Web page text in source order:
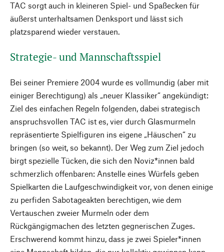
TAC sorgt auch in kleineren Spiel- und Spaßecken für
äußerst unterhaltsamen Denksport und lässt sich
platzsparend wieder verstauen.
Strategie- und Mannschaftsspiel
Bei seiner Premiere 2004 wurde es vollmundig (aber mit
einiger Berechtigung) als „neuer Klassiker“ angekündigt:
Ziel des einfachen Regeln folgenden, dabei strategisch
anspruchsvollen TAC ist es, vier durch Glasmurmeln
repräsentierte Spielfiguren ins eigene „Häuschen“ zu
bringen (so weit, so bekannt). Der Weg zum Ziel jedoch
birgt spezielle Tücken, die sich den Noviz*innen bald
schmerzlich offenbaren: Anstelle eines Würfels geben
Spielkarten die Laufgeschwindigkeit vor, von denen einige
zu perfiden Sabotageakten berechtigen, wie dem
Vertauschen zweier Murmeln oder dem
Rückgängigmachen des letzten gegnerischen Zuges.
Erschwerend kommt hinzu, dass je zwei Spieler*innen